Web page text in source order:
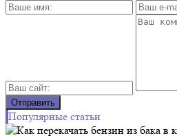
Популярные статьи